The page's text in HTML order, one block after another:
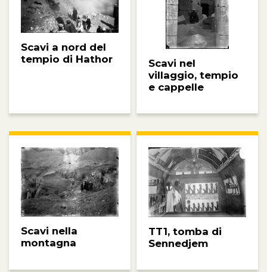
Scavi a nord del
tempio di Hathor
Scavi nel
villaggio, tempio
e cappelle
Scavi nella
montagna
TT1, tomba di
Sennedjem